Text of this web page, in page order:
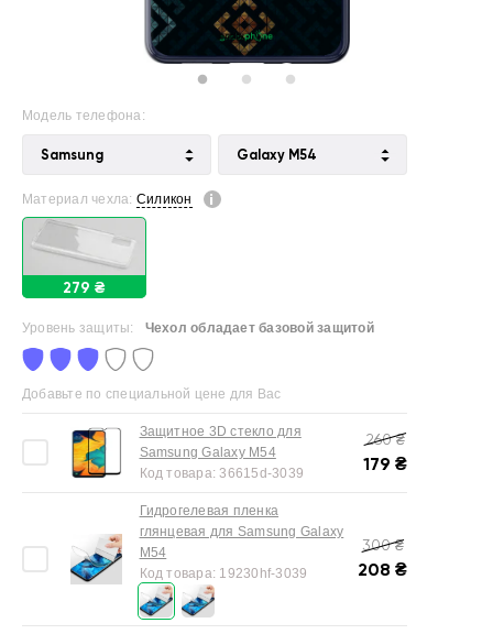
Модель телефона:
Samsung Galaxy M54
Материал чехла: Силикон
279 ₴
Уровень защиты: Чехол обладает базовой защитой
Добавьте по специальной цене для Вас
Защитное 3D стекло для
Samsung Galaxy M54
Код товара:36615d-3039
260₴
179 ₴
Гидрогелевая пленка
глянцевая для Samsung Galaxy
M54
Код товара: 19230hf-3039
300₴
208 ₴